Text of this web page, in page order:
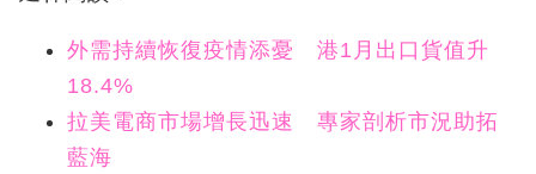
外需持續恢復疫情添憂 港1月出口貨值升
18.4%
拉美電商市場增長迅速 專家剖析市況助拓
藍海